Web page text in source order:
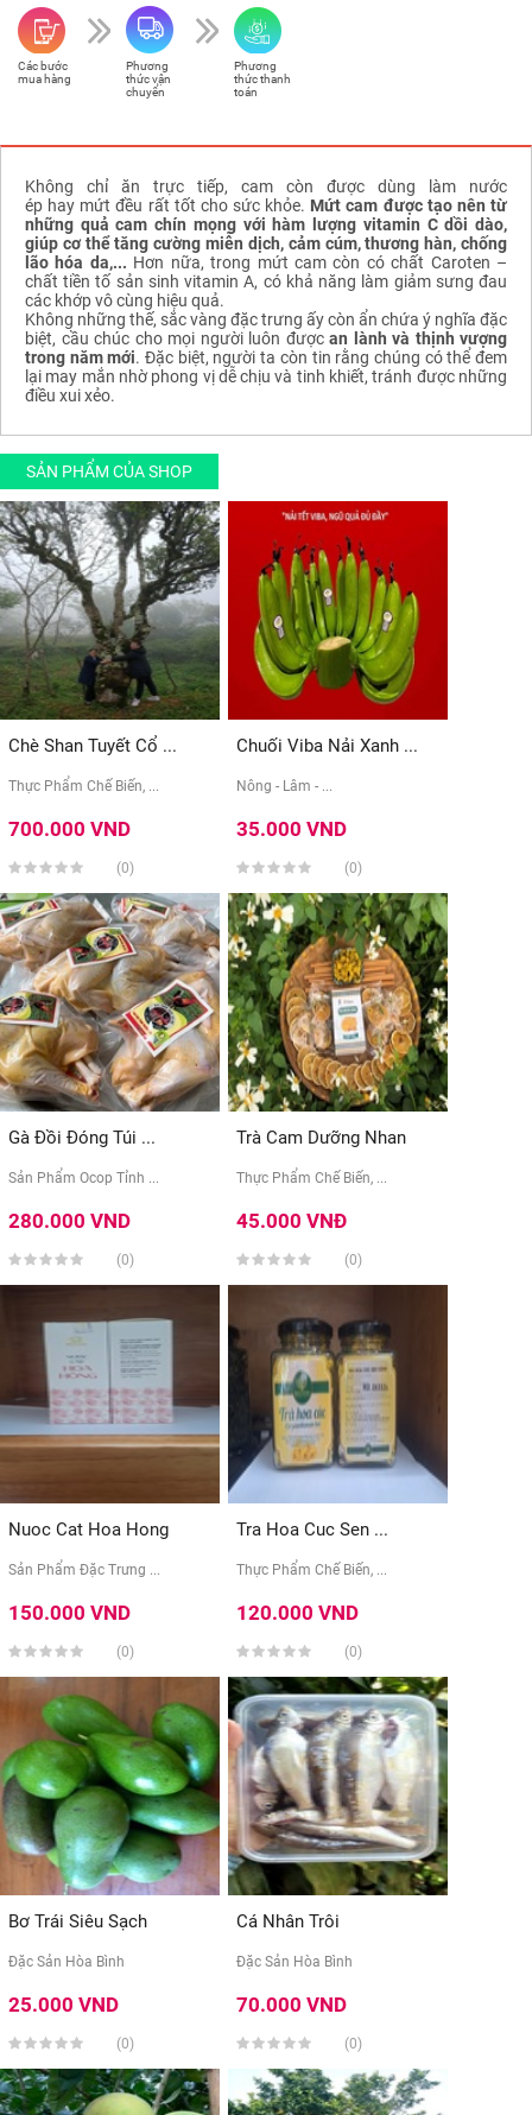
Các bước
mua hàng
Phương
thức vận
chuyển
Phương
thức thanh
toán
Không chỉ ăn trực tiếp, cam còn được dùng làm nước
ép hay mứt đều rất tốt cho sức khỏe. Mứt cam được tạo nên từ
những quả cam chín mọng với hàm lượng vitamin C dồi dào,
giúp cơ thể tăng cường miễn dịch, cảm cúm, thương hàn, chống
lão hóa da,... Hơn nữa, trong mứt cam còn có chất Caroten –
chất tiền tố sản sinh vitamin A, có khả năng làm giảm sưng đau
các khớp vô cùng hiệu quả.
Không những thế, sắc vàng đặc trưng ấy còn ẩn chứa ý nghĩa đặc
biệt, cầu chúc cho mọi người luôn được an lành và thịnh vượng
trong năm mới. Đặc biệt, người ta còn tin rằng chúng có thể đem
lại may mắn nhờ phong vị dễ chịu và tinh khiết, tránh được những
điều xui xẻo.
SẢN PHẨM CỦA SHOP
Chè Shan Tuyết Cổ ...
Thực Phẩm Chế Biến, ...
700.000 VND
(0)
Chuối Viba Nải Xanh ...
Nông - Lâm - ...
35.000 VND
(0)
Gà Đồi Đóng Túi ...
Sản Phẩm Ocop Tỉnh ...
280.000 VND
(0)
Trà Cam Dưỡng Nhan
Thực Phẩm Chế Biến, ...
45.000 VNĐ
(0)
Nuoc Cat Hoa Hong
Sản Phẩm Đặc Trưng ...
150.000 VND
(0)
Tra Hoa Cuc Sen ...
Thực Phẩm Chế Biến, ...
120.000 VND
(0)
Bơ Trái Siêu Sạch
Đặc Sản Hòa Bình
25.000 VND
(0)
Cá Nhân Trôi
Đặc Sản Hòa Bình
70.000 VND
(0)